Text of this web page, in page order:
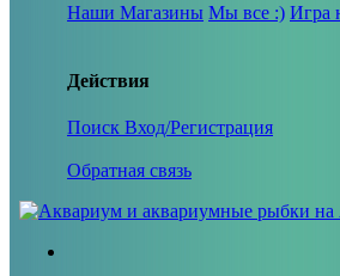
Наши Магазины Мы все :) Игра
Действия
Поиск Вход/Регистрация
Обратная связь